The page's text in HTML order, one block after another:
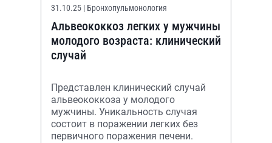
31.10.25 | Бронхопульмонология
Альвеококкоз легких у мужчины
молодого возраста: клинический
случай
Представлен клинический случай
альвеококкоза у молодого
мужчины. Уникальность случая
состоит в поражении легких без
первичного поражения печени.